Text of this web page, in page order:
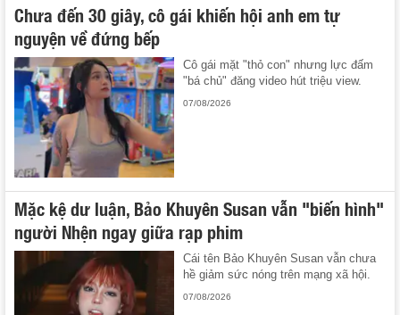
Chưa đến 30 giây, cô gái khiến hội anh em tự
nguyện về đứng bếp
Cô gái mặt "thỏ con" nhưng lực đấm
"bá chủ" đăng video hút triệu view.
07/08/2026
Mặc kệ dư luận, Bảo Khuyên Susan vẫn "biến hình"
người Nhện ngay giữa rạp phim
Cái tên Bảo Khuyên Susan vẫn chưa
hề giảm sức nóng trên mạng xã hội.
07/08/2026